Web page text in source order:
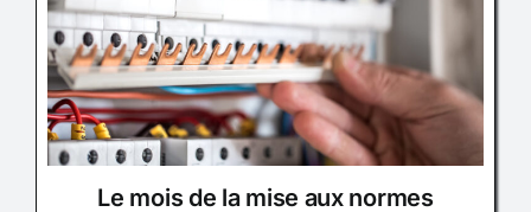
Le mois de la mise aux normes